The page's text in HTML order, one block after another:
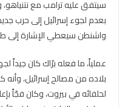
سيتفق عليه ترامب مع
بعدم لجوء إسرائيل إلى حرب
واشنطن سيعطي الإشارة إلى
عملياً، ما فعله برّاك كان
بلاده من مصالح إسرائيل،
لحلفائه في بيروت، وكان فجّاً